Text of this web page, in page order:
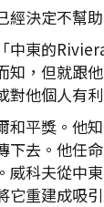
決定不幫
東的
，但就跟
他個人有利
平獎。他
去。他
科夫從中
重建成吸